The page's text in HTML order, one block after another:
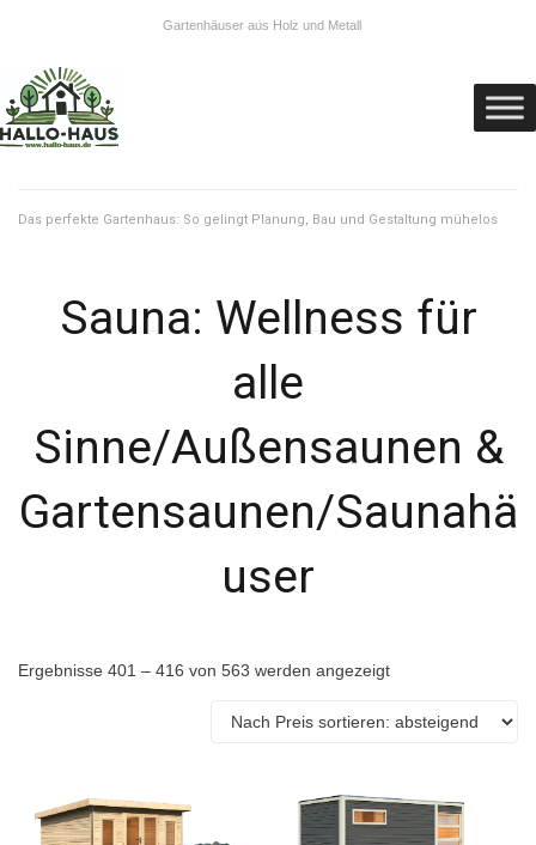
Gartenhäuser aus Holz und Metall
Das perfekte Gartenhaus: So gelingt Planung, Bau und Gestaltung mühelos
Sauna: Wellness für
alle
Sinne/Außensaunen &
Gartensaunen/Saunahä
user
Ergebnisse 401 – 416 von 563 werden angezeigt